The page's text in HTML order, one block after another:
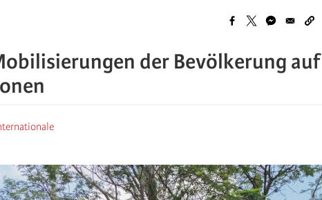
der Bevölkerung